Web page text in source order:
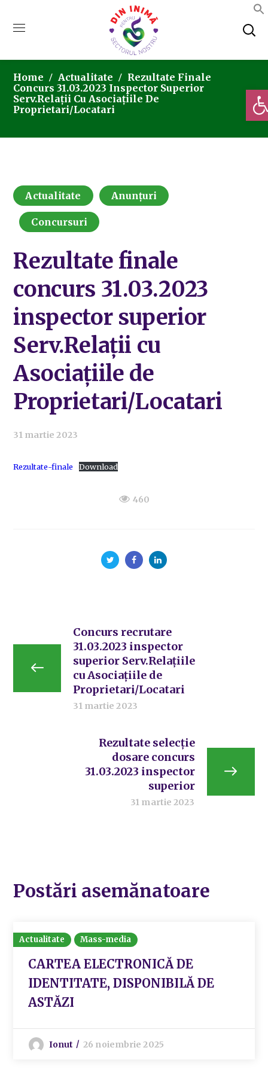
Home Actualitate
Rezultate Finale
Concurs 31.03.2023 Inspector Superior
Serv.Relații Cu Asociațiile De
Proprietari/Locatari
Actualitate Anunțuri
Concursuri
Rezultate finale
concurs 31.03.2023
inspector superior
Serv.Relații cu
Asociațiile de
Proprietari/Locatari
31 martie 2023
Rezultate-finale Download
460
Concurs recrutare
31.03.2023 inspector
superior Serv.Relațiile
cu Asociațiile de
Proprietari/Locatari
31 martie 2023
Rezultate selecție
dosare concurs
31.03.2023 inspector
superior
31 martie 2023
Postări asemănatoare
Actualitate Mass-media
CARTEA ELECTRONICĂ DE
IDENTITATE, DISPONIBILĂ DE
ASTĂZI
Ionut 26 noiembrie 2025